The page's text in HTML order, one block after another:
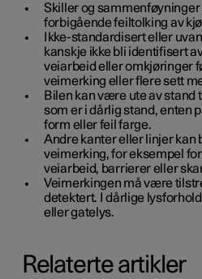
Skiller og sammenføyninger
forbigående feiltolking av
Ikke-standardisert eller
kanskje ikke bli identifisert
veiarbeid eller omkjøringer
veimerking eller flere sett
Bilen kan være ute av stand
som er i dårlig stand, enten
form eller feil farge.
Andre kanter eller linjer kan
veimerking, for eksempel
veiarbeid, barrierer eller
Veimerkingen må være
detektert. I dårlige
eller gatelys.
Relaterte artikler